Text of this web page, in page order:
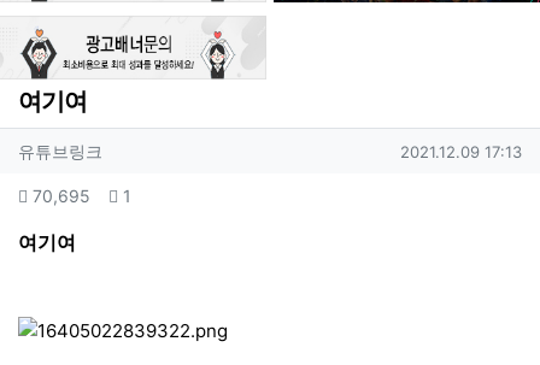
여기여
작성자 정보
유튜브링크 작성일
2021.12.09 17:13
컨텐츠 정보
70,695 조회 1
본문
여기여